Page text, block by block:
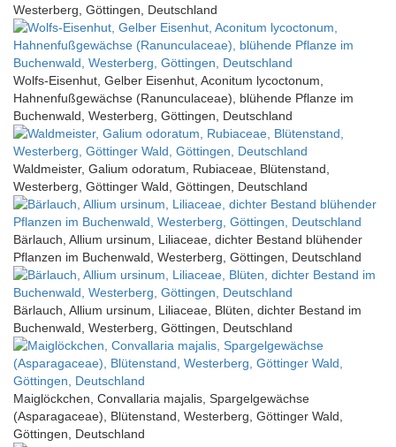
Westerberg, Göttingen, Deutschland
Wolfs-Eisenhut, Gelber Eisenhut, Aconitum lycoctonum,
Hahnenfußgewächse (Ranunculaceae), blühende Pflanze im
Buchenwald, Westerberg, Göttingen, Deutschland
Waldmeister, Galium odoratum, Rubiaceae, Blütenstand,
Westerberg, Göttinger Wald, Göttingen, Deutschland
Bärlauch, Allium ursinum, Liliaceae, dichter Bestand blühender
Pflanzen im Buchenwald, Westerberg, Göttingen, Deutschland
Bärlauch, Allium ursinum, Liliaceae, Blüten, dichter Bestand im
Buchenwald, Westerberg, Göttingen, Deutschland
Maiglöckchen, Convallaria majalis, Spargelgewächse
(Asparagaceae), Blütenstand, Westerberg, Göttinger Wald,
Göttingen, Deutschland